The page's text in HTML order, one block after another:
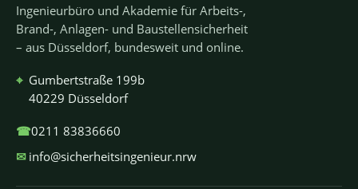
Ingenieurbüro und Akademie für Arbeits-,
Brand-, Anlagen- und Baustellensicherheit
– aus Düsseldorf, bundesweit und online.
⌖ Gumbertstraße 199b
40229 Düsseldorf
☎0211 83836660
✉ info@sicherheitsingenieur.nrw